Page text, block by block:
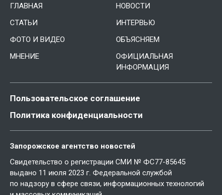
ГЛАВНАЯ
НОВОСТИ
СТАТЬИ
ИНТЕРВЬЮ
ФОТО И ВИДЕО
ОБЪЯСНЯЕМ
МНЕНИЕ
ОФИЦИАЛЬНАЯ
ИНФОРМАЦИЯ
Пользовательское соглашение
Политика конфиденциальности
Запорожское агентство новостей
Свидетельство о регистрации СМИ № ФС77-85645
выдано 11 июля 2023 г. Федеральной службой
по надзору в сфере связи, информационных технологий